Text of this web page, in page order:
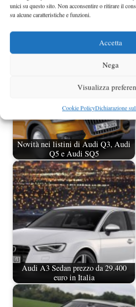
unici su questo sito. Non acconsentire o ritirare il
su alcune caratteristiche e funzioni.
Accetta
Nega
Visualizza
Cookie PolicyDichiarazione
Opel Insignia MY 2014 prezzi da
27.450 euro in Italia
Novità nei listini di Audi Q3, Audi
Q5 e Audi SQ5
Audi A3 Sedan prezzo da 29.400
euro in Italia